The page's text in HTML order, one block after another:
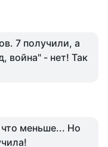
7 получили, а
война" - нет! Так
меньше... Но